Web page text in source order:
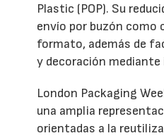
Plastic (POP). Su
envío por buzón como
formato, además de
y decoración
London Packaging
una amplia
orientadas a la